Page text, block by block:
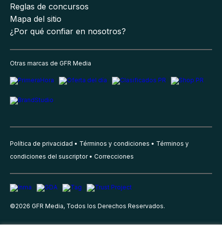
Reglas de concursos
Mapa del sitio
¿Por qué confiar en nosotros?
Otras marcas de GFR Media
Política de privacidad Términos y condiciones
Términos y
condiciones del suscriptor
Correcciones
©2026 GFR Media, Todos los Derechos Reservados.